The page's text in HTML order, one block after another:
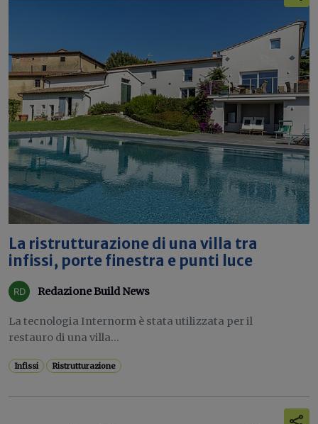
La ristrutturazione di una villa tra
infissi, porte finestra e punti luce
Redazione Build News
La tecnologia Internorm è stata utilizzata per il
restauro di una villa...
Infissi Ristrutturazione